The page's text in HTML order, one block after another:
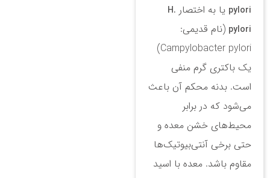
pylori یا به اختصار H.
pylori (نام قدیمی:
Campylobacter pylori)
یک باکتری گرم منفی
است. بدنه محکم آن باعث
می‌شود که در برابر
محیط‌های خشن معده و
حتی برخی آنتی‌بیوتیک‌ها
مقاوم باشد. معده با اسید